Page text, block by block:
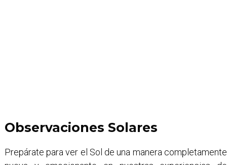
Observaciones Solares
Prepárate para ver el Sol de una manera completamente